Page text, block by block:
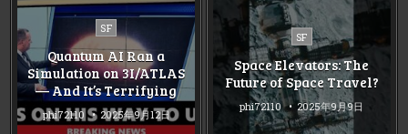
Posted
in
SF
Quantum AI Ran a
Simulation on 3I/ATLAS
— And It’s Terrifying
phi72110 2025年9月12日
Posted
in
SF
Space Elevators: The
Future of Space Travel?
phi72110 2025年9月9日